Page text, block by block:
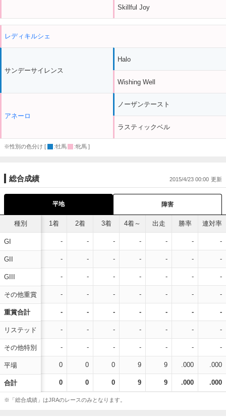
Skillful Joy
レディキルシェ
サンデーサイレンス
アネーロ
Halo
Wishing Well
ノーザンテースト
ラスティックベル
※性別の色分け [ :牡馬 :牝馬 ]
総合成績 2015/4/23 00:00
平地 障害
種別
GI
GII
GIII
その他重賞
重賞合計
リステッド
その他特別
平場
合計
1着 2着 3着 4着～ 出走 勝率 連対率
- - - - - - -
- - - - - - -
- - - - - - -
- - - - - - -
- - - - - - -
- - - - - - -
- - - - - - -
0 0 0 9 9 .000 .000
0 0 0 9 9 .000 .000
※「総合成績」はJRAのレースのみとなります。